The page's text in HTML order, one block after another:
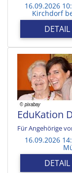
16.09.2026
Kirchdorf
DETAIL
EduKation
Für Angehörige
16.09.2026
DETAIL